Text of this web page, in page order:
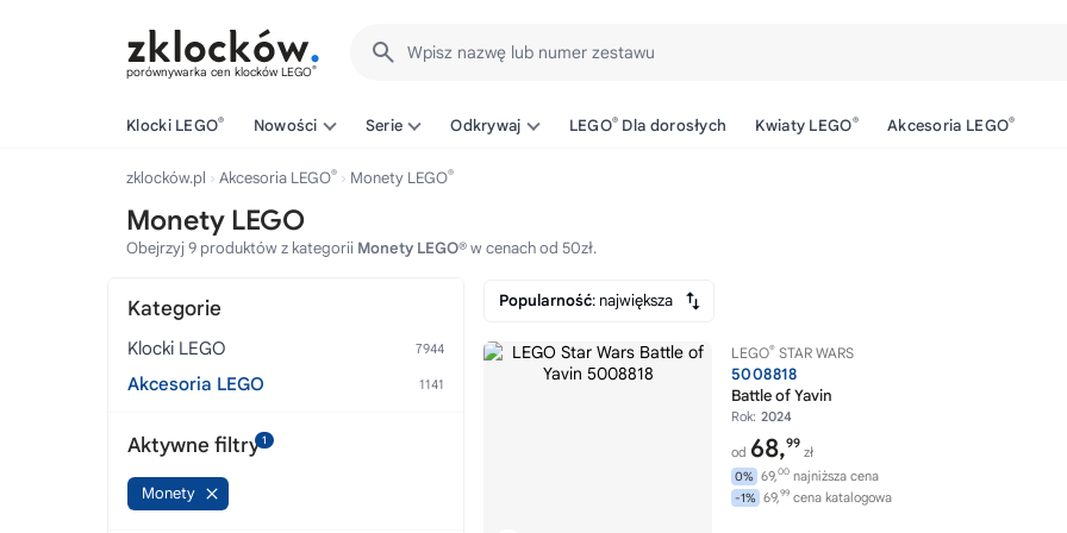
porównywarka cen klocków LEGO®
Wpisz nazwę lub numer zestawu
Klocki LEGO® Nowości Serie Odkrywaj LEGO® Dla dorosłych Kwiaty LEGO® Akcesoria LEGO®
zklocków.pl Akcesoria LEGO® Monety LEGO®
Monety LEGO
Obejrzyj 9 produktów z kategorii Monety LEGO®w cenach od 50zł.
Popularność: największa
LEGO® STAR WARS
5008818
Battle of Yavin
Rok: 2024
od 68,99
zł
0% 69,00 najniższa cena
-1% 69,99 cena katalogowa
Kategorie
Klocki LEGO
Akcesoria LEGO
Aktywne filtry1
Monety